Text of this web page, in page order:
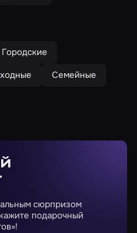
Городские
Семейные
сюрпризом
подарочный